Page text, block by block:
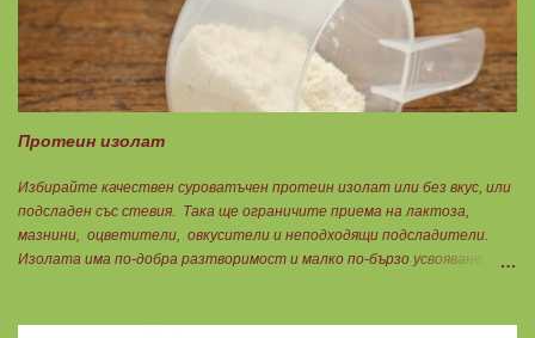
маслото. От по-дребни видове преработка е по-щадяща.
Технологията на пречистване и концентрация на рибеното масло до
омега-3 мастни киселини е различна. Крайната форма е или етил-
естерна от молекулярното пречистване, или триглицеридна чрез
обратен процес на реестеризация. Винаги избирайте
форма. И накрая е важно ...
Протеин изолат
Избирайте качествен суроватъчен протеин изолат или без вкус, или
подсладен със стевия. Така ще ограничите приема на лактоза,
мазнини, оцветители, овкусители и неподходящи подсладители.
Изолата има по-добра разтворимост и малко по-бързо усвояване.